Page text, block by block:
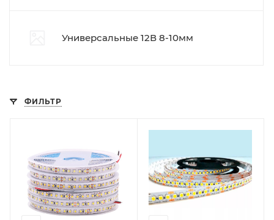
Универсальные 12В 8-10мм
ФИЛЬТР